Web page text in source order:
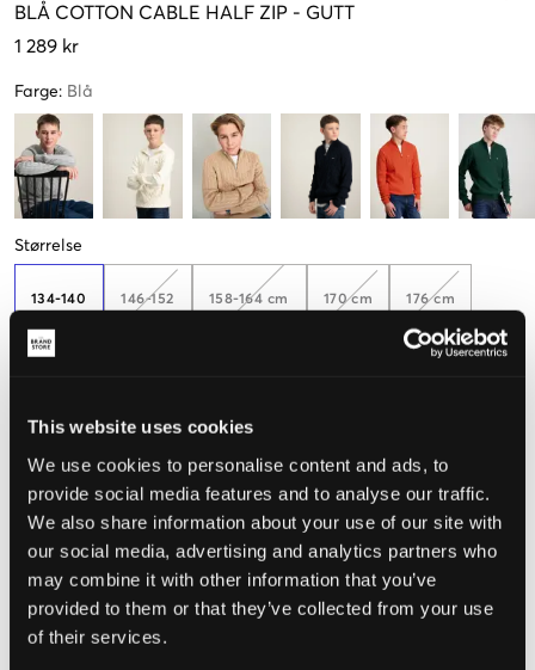
This website uses cookies
We use cookies to personalise content and ads, to
provide social media features and to analyse our traffic.
We also share information about your use of our site with
our social media, advertising and analytics partners who
may combine it with other information that you’ve
provided to them or that they’ve collected from your use
of their services.
BLÅ COTTON CABLE HALF ZIP - GUTT
1 289 kr
Farge: Blå
Størrelse
134-140 146-152 158-164 cm 170 cm 176 cm
Liten Riktig
STØRRELSESTABELL
VELG EN STØRRELSE
Rask levering